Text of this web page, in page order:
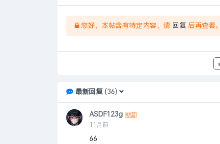
您好，本帖含有特定内容，请 回复 后再查看。
最新回复( 36)
ASDF123g
11月前
66